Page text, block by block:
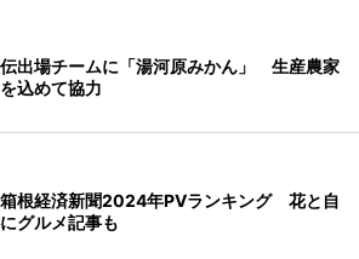
出場チームに「湯河原みかん」 生産農家
込めて協力
根経済新聞2024年PVランキング 花と自
グルメ記事も